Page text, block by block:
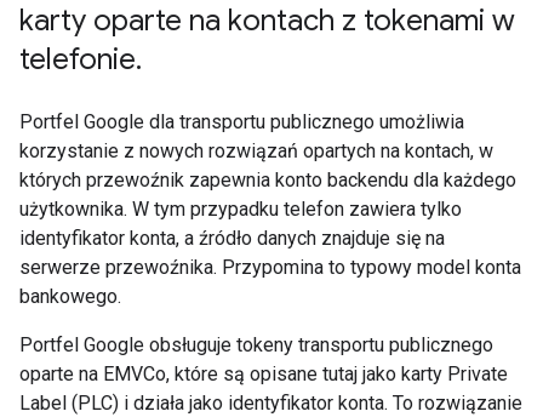
karty oparte na kontach z tokenami w
telefonie.
Portfel Google dla transportu publicznego umożliwia
korzystanie z nowych rozwiązań opartych na kontach, w
których przewoźnik zapewnia konto backendu dla każdego
użytkownika. W tym przypadku telefon zawiera tylko
identyfikator konta, a źródło danych znajduje się na
serwerze przewoźnika. Przypomina to typowy model konta
bankowego.
Portfel Google obsługuje tokeny transportu publicznego
oparte na EMVCo, które są opisane tutaj jako karty Private
Label (PLC) i działa jako identyfikator konta. To rozwiązanie